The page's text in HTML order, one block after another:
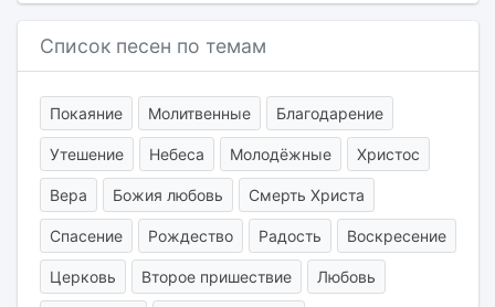
Список песен по темам
Покаяние Молитвенные Благодарение
Утешение Небеса Молодёжные Христос
Вера Божия любовь Смерть Христа
Спасение Рождество Радость Воскресение
Церковь Второе пришествие Любовь